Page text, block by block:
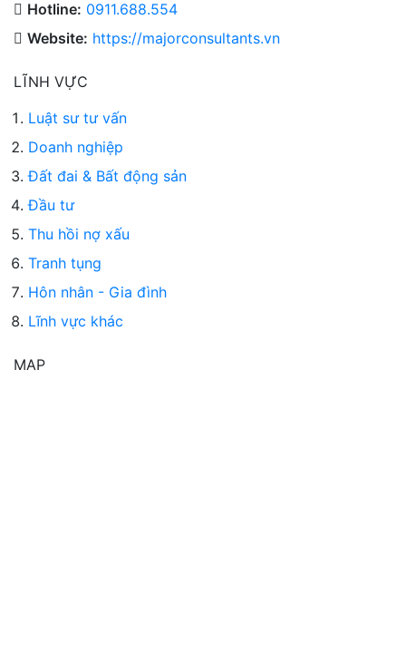
Hotline: 0911.688.554
Website: https://majorconsultants.vn
LĨNH VỰC
Luật sư tư vấn
Doanh nghiệp
Đất đai & Bất động sản
Đầu tư
Thu hồi nợ xấu
Tranh tụng
Hôn nhân - Gia đình
Lĩnh vực khác
MAP